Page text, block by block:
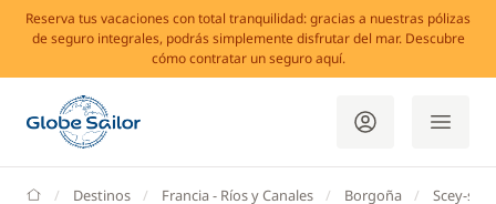
Reserva tus vacaciones con total tranquilidad: gracias a nuestras pólizas
de seguro integrales, podrás simplemente disfrutar del mar. Descubre
cómo contratar un seguro aquí.
GlobeSailor
Destinos Francia - Ríos y Canales Borgoña Scey-